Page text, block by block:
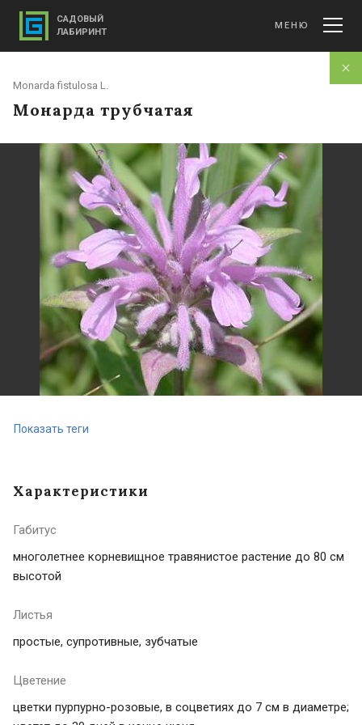
Monarda fistulosa L.
Монарда трубчатая
Показать теги
Характеристики
Габитус
многолетнее корневищное травянистое растение до 80 см
высотой
Листья
простые, супротивные, зубчатые
Цветение
цветки пурпурно-розовые, в соцветиях до 7 см в диаметре;
САДОВЫЙ
ЛАБИРИНТ
МЕНЮ